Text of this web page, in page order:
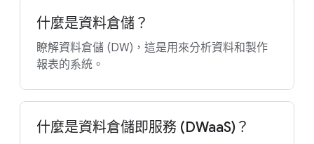
什麼是資料倉儲？
瞭解資料倉儲 (DW)，這是用來分析資料和製作
報表的系統。
什麼是資料倉儲即服務 (DWaaS)？